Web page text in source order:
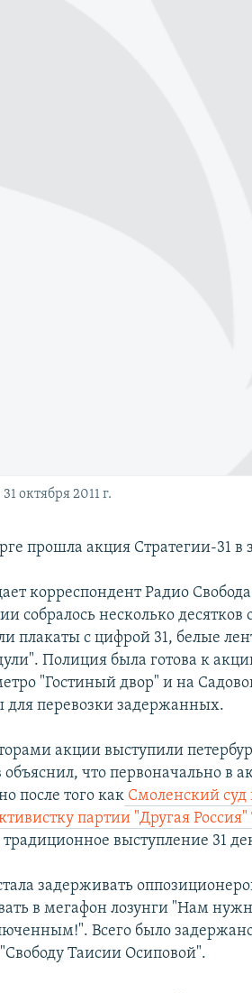
октября 2011 г.
прошла акция Стратегии-31 в
корреспондент Радио
собралось несколько
плакаты с цифрой 31, белые
Полиция была готова к
"Гостиный двор" и на
для перевозки задержанных.
акции выступили
что первоначально в
после того как Смоленский
партии "Другая
традиционное выступление 31
задерживать
в мегафон лозунги "Нам
Всего было
Таисии Осиповой".